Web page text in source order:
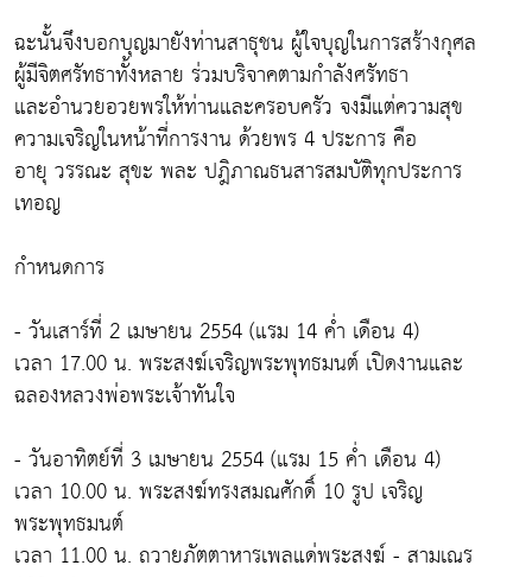
ฉะนั้นจึงบอกบุญมายังท่านสาธุชน ผู้ใจบุญในการสร้างกุศล
ผู้มีจิตศรัทธาทั้งหลาย ร่วมบริจาคตามกำลังศรัทธา
และอำนวยอวยพรให้ท่านและครอบครัว จงมีแต่ความสุข
ความเจริญในหน้าที่การงาน ด้วยพร 4 ประการ คือ
อายุ วรรณะ สุขะ พละ ปฎิภาณธนสารสมบัติทุกประการ
เทอญ
กำหนดการ
- วันเสาร์ที่ 2 เมษายน 2554 (แรม 14 ค่ำ เดือน 4)
เวลา 17.00 น. พระสงฆ์เจริญพระพุทธมนต์ เปิดงานและ
ฉลองหลวงพ่อพระเจ้าทันใจ
- วันอาทิตย์ที่ 3 เมษายน 2554 (แรม 15 ค่ำ เดือน 4)
เวลา 10.00 น. พระสงฆ์ทรงสมณศักดิ์ 10 รูป เจริญ
พระพุทธมนต์
เวลา 11.00 น. ถวายภัตตาหารเพลแด่พระสงฆ์ - สามเณร